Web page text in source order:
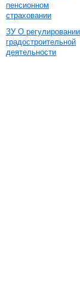
пенсионном
страховании
ЗУ О регулировании
градостроительной
деятельности